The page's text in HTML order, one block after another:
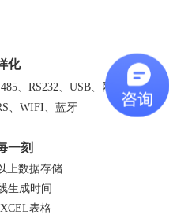
化
、RS232、USB、网口
、WIFI、蓝牙
一刻
上数据存储
生成时间
表格